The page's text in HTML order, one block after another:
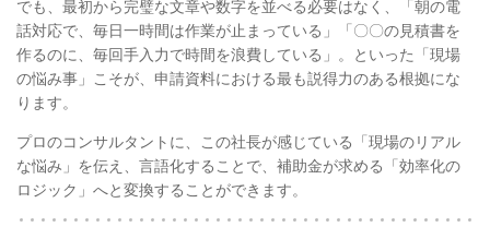
でも、最初から完璧な文章や数字を並べる必要はなく、「朝の電
話対応で、毎日一時間は作業が止まっている」「〇〇の見積書を
作るのに、毎回手入力で時間を浪費している」。といった「現場
の悩み事」こそが、申請資料における最も説得力のある根拠にな
ります。
プロのコンサルタントに、この社長が感じている「現場のリアル
な悩み」を伝え、言語化することで、補助金が求める「効率化の
ロジック」へと変換することができます。